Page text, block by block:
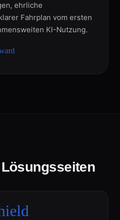
ehrliche
Fahrplan vom ersten
KI-Nutzung.